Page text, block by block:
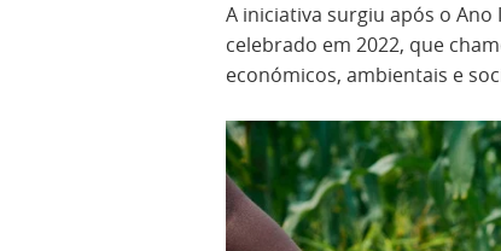
A iniciativa surgiu após o
celebrado em 2022, que
económicos, ambientais e